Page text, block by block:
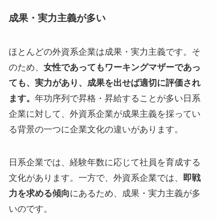
成果・実力主義が多い
ほとんどの外資系企業は成果・実力主義です。そ
のため、 女性であってもワーキングマザーであっ
ても、実力があり、成果を出せば適切に評価され
ます。 年功序列で昇格・昇給することが多い日系
企業に対して、外資系企業が成果主義を採ってい
る背景の一つに企業文化の違いがあります。
日系企業では、経験年数に応じて社員を育成する
文化があります。一方で、外資系企業では、 即戦
力を求める傾向にあるため、成果・実力主義が多
いのです。